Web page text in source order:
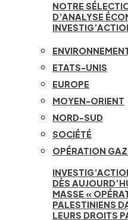
NOTRE
D’ANALYSE
ETATS-UNIS
EUROPE
MOYEN-ORIENT
NORD-SUD
SOCIÉTÉ
OPÉRATION
DÈS
MASSE «
PALESTINIENS
LEURS DROITS